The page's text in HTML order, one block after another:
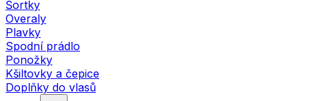
Šortky
Overaly
Plavky
Spodní prádlo
Ponožky
Kšiltovky a čepice
Doplňky do vlasů